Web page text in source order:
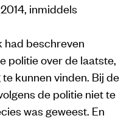
inmiddels
had beschreven
politie over de laatste,
kunnen vinden. Bij de
de politie niet te
was geweest. En